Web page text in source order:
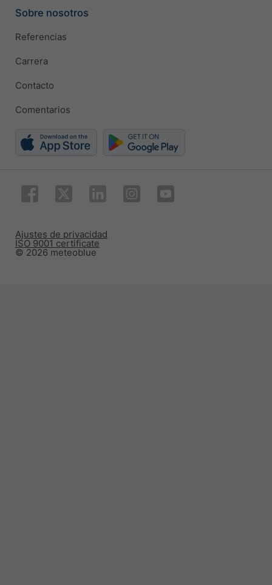
Sobre nosotros
Referencias
Carrera
Contacto
Comentarios
© 2026 meteoblue
ISO 9001 certificate
Ajustes de privacidad